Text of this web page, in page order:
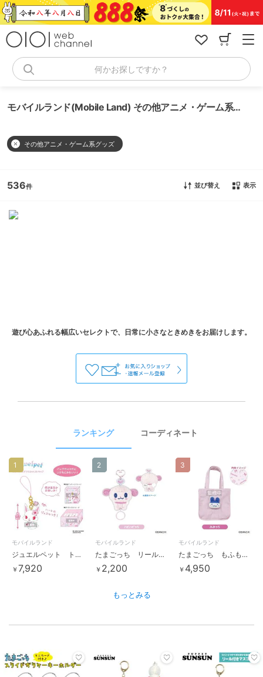
コ
ン
何かお探しですか？
モバイルランド(Mobile Land) その他アニメ・ゲーム系グッズ
その他アニメ・ゲーム系グッズ
536 並び替え 表示
ランキング コーディネート
モバイルランド
ジュエルペット トレーディングマスコットストラップ ＢＯＸ
￥7,920
1
モバイルランド
たまごっち リール付きマスコット ハピハピっち
￥ 2,200
2
モバイルランド
たまごっち もふもふトートバッグ みみっち
￥ 4,950
3
もっとみる